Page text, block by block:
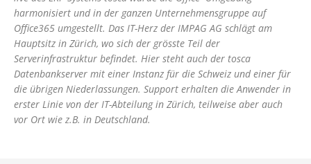
harmonisiert und in der ganzen Unternehmensgruppe auf
Office365 umgestellt. Das IT-Herz der IMPAG AG schlägt am
Hauptsitz in Zürich, wo sich der grösste Teil der
Serverinfrastruktur befindet. Hier steht auch der tosca
Datenbankserver mit einer Instanz für die Schweiz und einer für
die übrigen Niederlassungen. Support erhalten die Anwender in
erster Linie von der IT-Abteilung in Zürich, teilweise aber auch
vor Ort wie z.B. in Deutschland.